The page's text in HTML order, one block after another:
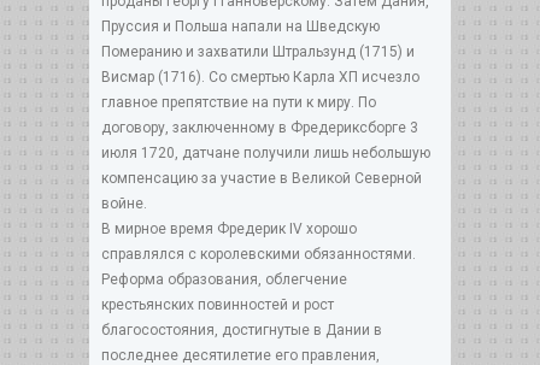
Пруссия и Польша напали на Шведскую
Померанию и захватили Штральзунд (1715) и
Висмар (1716). Со смертью Карла ХП исчезло
главное препятствие на пути к миру. По
договору, заключенному в Фредериксборге 3
июля 1720, датчане получили лишь небольшую
компенсацию за участие в Великой Северной
войне.
В мирное время Фредерик IV хорошо
справлялся с королевскими обязанностями.
Реформа образования, облегчение
крестьянских повинностей и рост
благосостояния, достигнутые в Дании в
последнее десятилетие его правления,